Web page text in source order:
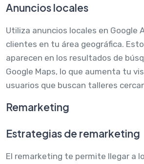
Anuncios locales
Utiliza anuncios locales en Google
clientes en tu área geográfica.
aparecen en los resultados de
Google Maps, lo que aumenta tu
usuarios que buscan talleres
Remarketing
Estrategias de remarketing
El remarketing te permite llegar a